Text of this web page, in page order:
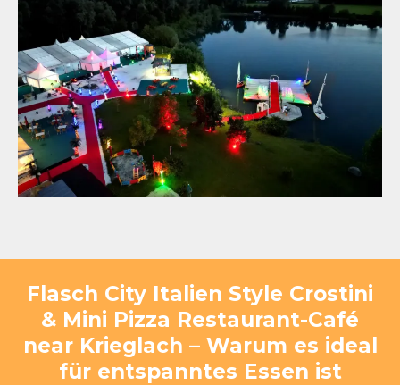
Flasch City Italien Style Crostini
& Mini Pizza Restaurant-Café
near Krieglach – Warum es ideal
für entspanntes Essen ist